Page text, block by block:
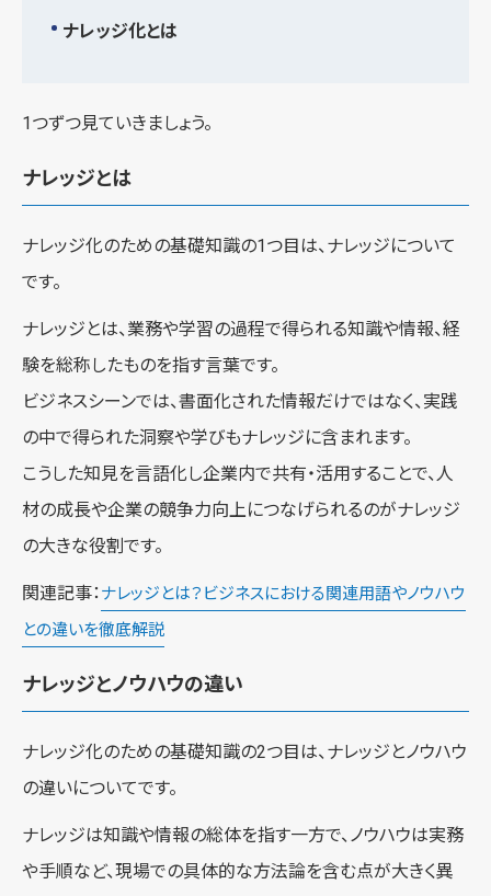
ナレッジ化とは
1つずつ見ていきましょう。
ナレッジとは
ナレッジ化のための基礎知識の1つ目は、ナレッジについて
です。
ナレッジとは、業務や学習の過程で得られる知識や情報、経
験を総称したものを指す言葉です。
ビジネスシーンでは、書面化された情報だけではなく、実践
の中で得られた洞察や学びもナレッジに含まれます。
こうした知見を言語化し企業内で共有・活用することで、人
材の成長や企業の競争力向上につなげられるのがナレッジ
の大きな役割です。
関連記事： ナレッジとは？ビジネスにおける関連用語やノウハウ
との違いを徹底解説
ナレッジとノウハウの違い
ナレッジ化のための基礎知識の2つ目は、ナレッジとノウハウ
の違いについてです。
ナレッジは知識や情報の総体を指す一方で、ノウハウは実務
や手順など、現場での具体的な方法論を含む点が大きく異